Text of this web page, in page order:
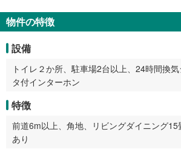
物件の特徴
設備
トイレ２か所、駐車場2台以上、24時間換
タ付インターホン
特徴
前道6m以上、角地、リビングダイニング
あり